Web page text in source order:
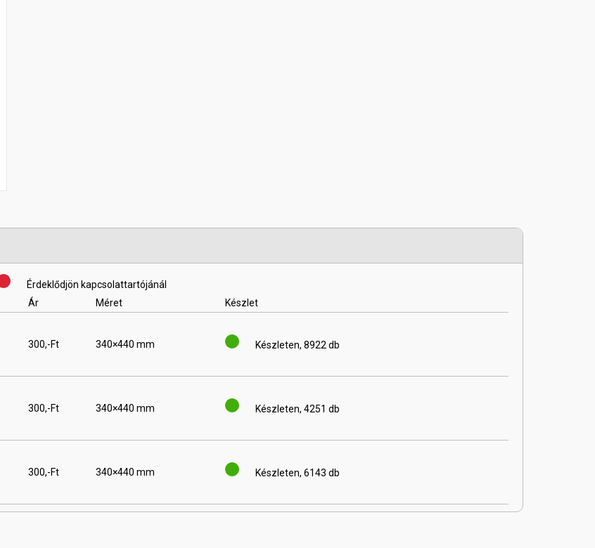
Érdeklődjön kapcsolattartójánál
Ár Méret Készlet
300,-Ft 340×440 mm Készleten, 8922 db
300,-Ft 340×440 mm Készleten, 4251 db
300,-Ft 340×440 mm Készleten, 6143 db